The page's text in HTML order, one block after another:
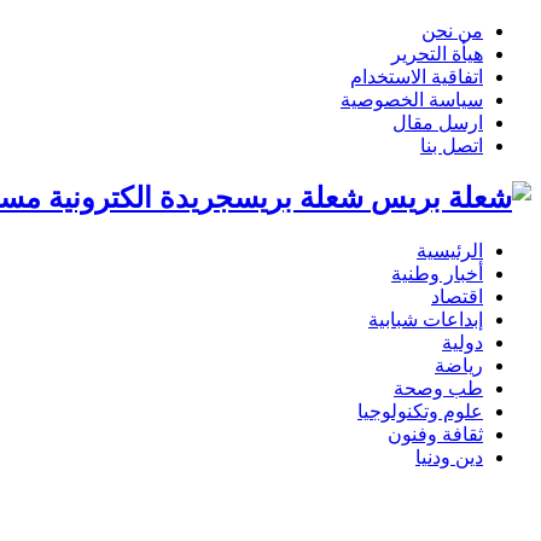
من نحن
هيأة التحرير
اتفاقية الاستخدام
سياسة الخصوصية
ارسل مقال
اتصل بنا
شعلة بريسجريدة الكترونية
الرئيسية
أخبار وطنية
اقتصاد
إبداعات شبابية
دولية
رياضة
طب وصحة
علوم وتكنولوجيا
ثقافة وفنون
دين ودنيا